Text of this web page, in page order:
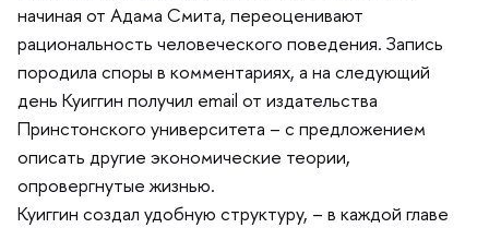
начиная от Адама Смита, переоценивают
рациональность человеческого поведения. Запись
породила споры в комментариях, а на следующий
день Куиггин получил email от издательства
Принстонского университета – с предложением
описать другие экономические теории,
опровергнутые жизнью.
Куиггин создал удобную структуру, – в каждой главе